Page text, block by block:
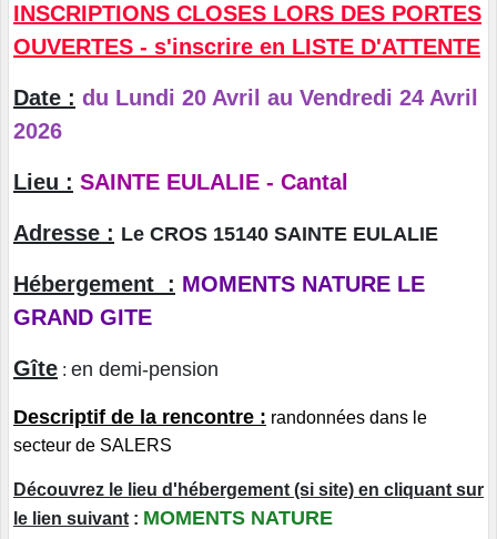
INSCRIPTIONS CLOSES LORS DES PORTES
OUVERTES - s'inscrire en LISTE D'ATTENTE
Date : du Lundi 20 Avril au Vendredi 24 Avril
2026
Lieu : SAINTE EULALIE - Cantal
Adresse : Le CROS 15140 SAINTE EULALIE
Hébergement : MOMENTS NATURE LE
GRAND GITE
Gîte : en demi-pension
Descriptif de la rencontre : randonnées dans le
secteur de SALERS
Découvrez le lieu d'hébergement (si site) en cliquant sur
le lien suivant : MOMENTS NATURE